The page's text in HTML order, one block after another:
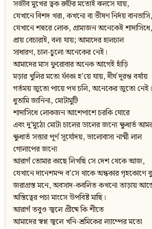
সজীব মুখের ত্বক রুটির মতোই ঝলসে যায়,
যেখানে বিশদ খরা, কখনো বা ভীষণ নির্দয় বানভাসি,
যেখানে শহুরে লোক, গ্রাম্যজন অনেকেই শাদাসিধে,
প্রায় বেচারাই, বলা যায়; আমাদের হালচাল
সাধারণ, চাল-চুলো অনেকের নেই।
আমাদের মাস ফুরোবার অনেক আগেই হাঁড়ি
মড়ার খুলির মতো ফাঁকা হ’য়ে যায়, দীর্ঘ দূরন্ত বর্ষায়
গর্তময় জুতো পায়ে পথ চলি, অনেকের জুতো নেই।
ধুতামি জানিনা, মোটামুটি
শাদাসিধে লোকজন আশেপাশে চরকি ঘোরে
এবং দু’মুঠো মোটা চালের ডালের জন্যে ক্ষুধার্ত
ক্ষুধার্ত সত্তার পূর্ণ সূর্যোদয়, ভালোবাসা নান্মী লাল
গোলাপের জন্যে
আরাগঁ তোমার কাছে লিখছি সে দেশ থেকে আজ,
যেখানে দানেশমন্দ ব’সে থাকে অন্ধকার
জরাগ্রস্ত মনে, অবসাদ-কবলিত কখনো তাড়ায়
অস্তিত্বের পচা মাংসে উপবিষ্ট মাছি।
আরাগঁ তবুও জ্বলে গ্রীষ্মে কি শীতে
আমাদের স্বপ্ন জ্বলে খনি-শ্রমিকের ল্যাম্পের মতো